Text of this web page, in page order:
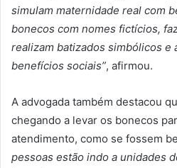
simulam maternidade real com
bonecos com nomes fictícios,
realizam batizados simbólicos e
benefícios sociais”, afirmou.
A advogada também destacou
chegando a levar os bonecos
atendimento, como se fossem
pessoas estão indo a unidades